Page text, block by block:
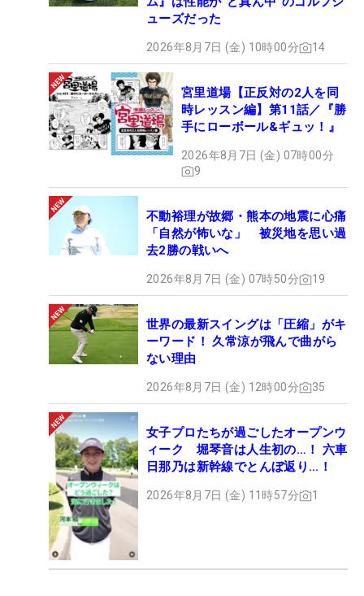
ューズだった
2026年8月7日 (金) 10時00分 14
宮里道場【正反対の2人を同
時レッスン編】第11話／『勝
手にローボール&ギュッ！』
2026年8月7日 (金) 07時00分
9
不動裕理が故郷・熊本の地震に心痛
「自然が怖いな」 被災地を思い過
去2勝の戦いへ
2026年8月7日 (金) 07時50分 19
世界の最新スイングは「圧縮」がキ
ーワード！ 久常涼が飛んで曲がら
ない理由
2026年8月7日 (金) 12時00分 35
女子プロたちが過ごしたオープンウ
ィーク 堀琴音は人生初の…！ 六車
日那乃は新幹線でとんぼ返り…！
2026年8月7日 (金) 11時57分 1